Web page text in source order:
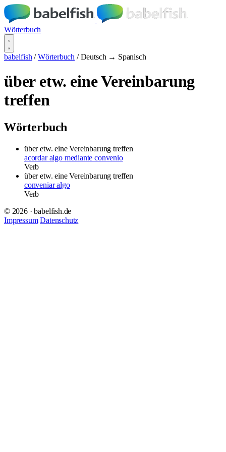
Wörterbuch
babelfish / Wörterbuch / Deutsch → Spanisch
über etw. eine Vereinbarung
treffen
Wörterbuch
über etw. eine Vereinbarung treffen
acordar algo mediante convenio
Verb
über etw. eine Vereinbarung treffen
conveniar algo
Verb
© 2026 · babelfish.de
Impressum Datenschutz